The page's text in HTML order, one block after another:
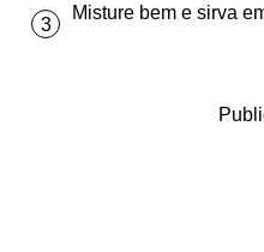
Misture bem e sirva